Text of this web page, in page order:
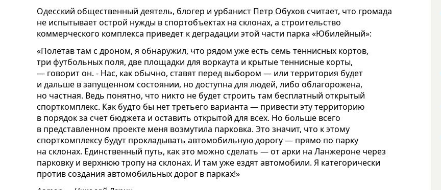
Одесский общественный деятель, блогер и урбанист Петр Обухов считает, что громада
не испытывает острой нужды в спортобъектах на склонах, а строительство
коммерческого комплекса приведет к деградации этой части парка «Юбилейный»:
«Полетав там с дроном, я обнаружил, что рядом уже есть семь теннисных кортов,
три футбольных поля, две площадки для воркаута и крытые теннисные корты,
— говорит он. - Нас, как обычно, ставят перед выбором — или территория будет
и дальше в запущенном состоянии, но доступна для людей, либо облагорожена,
но частная. Ведь понятно, что никто не будет строить там бесплатный открытый
спорткомплекс. Как будто бы нет третьего варианта — привести эту территорию
в порядок за счет бюджета и оставить открытой для всех. Но больше всего
в представленном проекте меня возмутила парковка. Это значит, что к этому
спорткомплексу будут прокладывать автомобильную дорогу — прямо по парку
на склонах. Единственный путь, как это можно сделать — от арки на Ланжероне через
парковку и верхнюю тропу на склонах. И там уже ездят автомобили. Я категорически
против создания автомобильных дорог в парках!»